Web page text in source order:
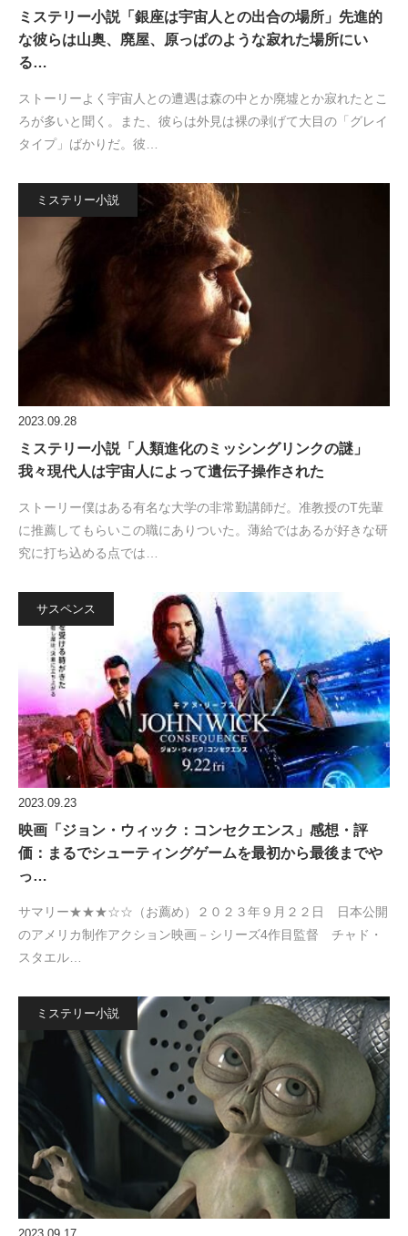
ミステリー小説「銀座は宇宙人との出合の場所」先進的
な彼らは山奥、廃屋、原っぱのような寂れた場所にい
る…
ストーリーよく宇宙人との遭遇は森の中とか廃墟とか寂れたとこ
ろが多いと聞く。また、彼らは外見は裸の剥げて大目の「グレイ
タイプ」ばかりだ。彼…
ミステリー小説
2023.09.28
ミステリー小説「人類進化のミッシングリンクの謎」
我々現代人は宇宙人によって遺伝子操作された
ストーリー僕はある有名な大学の非常勤講師だ。准教授のT先輩
に推薦してもらいこの職にありついた。薄給ではあるが好きな研
究に打ち込める点では…
サスペンス
2023.09.23
映画「ジョン・ウィック：コンセクエンス」感想・評
価：まるでシューティングゲームを最初から最後までや
っ…
サマリー★★★☆☆（お薦め）２０２３年９月２２日 日本公開
のアメリカ制作アクション映画－シリーズ4作目監督 チャド・
スタエル…
ミステリー小説